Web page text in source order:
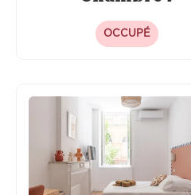
OCCUPÉ